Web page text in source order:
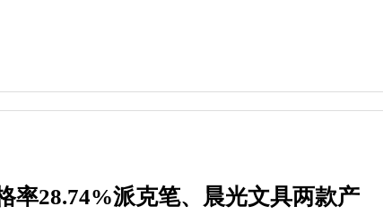
率28.74%派克笔、晨光文具两款产